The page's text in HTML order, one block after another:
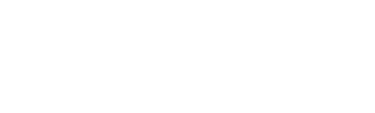
을 소개해 드리겠습니다. 1. 베트남 모델 아오자이 매력이 모델은 화사한 노